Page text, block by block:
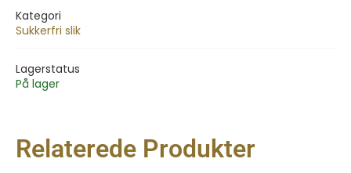
Kategori
Sukkerfri slik
Lagerstatus
På lager
Relaterede Produkter